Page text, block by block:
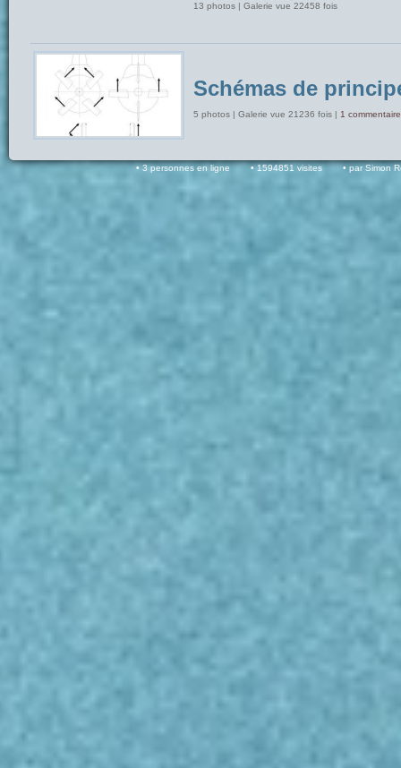
13 photos | Galerie vue 22458 fois
Schémas de
5 photos | Galerie vue 21236 fois | 1
3 personnes en ligne 1594851 visites par Simon